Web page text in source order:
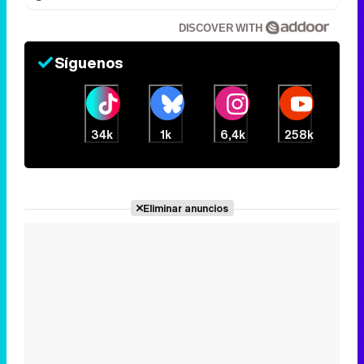
DISCOVER WITH
Síguenos
34k 1k 6,4k 258k
Eliminar anuncios